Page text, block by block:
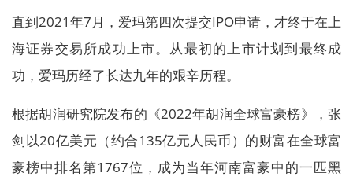
直到2021年7月，爱玛第四次提交IPO申请，才终于在上
海证券交易所成功上市。从最初的上市计划到最终成
功，爱玛历经了长达九年的艰辛历程。
根据胡润研究院发布的《2022年胡润全球富豪榜》，张
剑以20亿美元（约合135亿元人民币）的财富在全球富
豪榜中排名第1767位，成为当年河南富豪中的一匹黑